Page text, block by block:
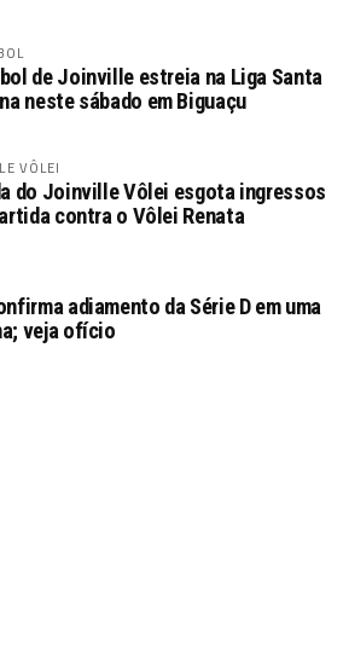
de Joinville estreia na Liga Santa
neste sábado em Biguaçu
VÔLEI
do Joinville Vôlei esgota ingressos
contra o Vôlei Renata
adiamento da Série D em uma
veja ofício